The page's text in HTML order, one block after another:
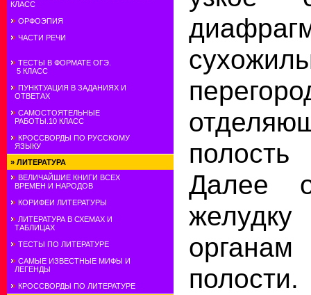
КЛАСС
ОРФОЭПИЯ
ЧАСТИ РЕЧИ
ТЕСТЫ В ФОРМАТЕ ОГЭ.
5 КЛАСС
ПУНКТУАЦИЯ В ЗАДАНИЯХ И
ОТВЕТАХ
САМОСТОЯТЕЛЬНЫЕ
РАБОТЫ.10 КЛАСС
КРОССВОРДЫ ПО РУССКОМУ
ЯЗЫКУ
» ЛИТЕРАТУРА
ВЕЛИЧАЙШИЕ КНИГИ ВСЕХ
ВРЕМЕН И НАРОДОВ
КОРИФЕИ ЛИТЕРАТУРЫ
ЛИТЕРАТУРА В СХЕМАХ И
ТАБЛИЦАХ
ТЕСТЫ ПО ЛИТЕРАТУРЕ
САМЫЕ ИЗВЕСТНЫЕ МИФЫ И
ЛЕГЕНДЫ
КРОССВОРДЫ ПО ЛИТЕРАТУРЕ
Далее
полости.